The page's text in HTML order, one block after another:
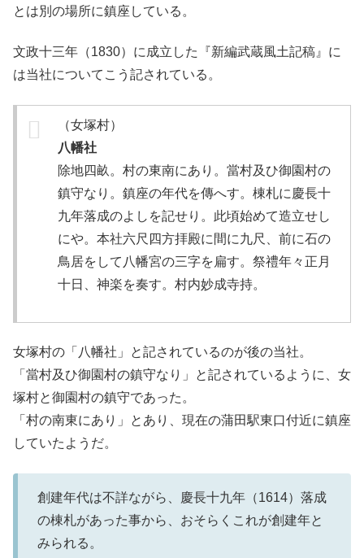
とは別の場所に鎮座している。
文政十三年（1830）に成立した『新編武蔵風土記稿』に
は当社についてこう記されている。
（女塚村）
八幡社
除地四畝。村の東南にあり。當村及ひ御園村の
鎮守なり。鎮座の年代を傳へす。棟札に慶長十
九年落成のよしを記せり。此頃始めて造立せし
にや。本社六尺四方拝殿に間に九尺、前に石の
鳥居をして八幡宮の三字を扁す。祭禮年々正月
十日、神楽を奏す。村内妙成寺持。
女塚村の「八幡社」と記されているのが後の当社。
「當村及ひ御園村の鎮守なり」と記されているように、女
塚村と御園村の鎮守であった。
「村の南東にあり」とあり、現在の蒲田駅東口付近に鎮座
していたようだ。
創建年代は不詳ながら、慶長十九年（1614）落成
の棟札があった事から、おそらくこれが創建年と
みられる。